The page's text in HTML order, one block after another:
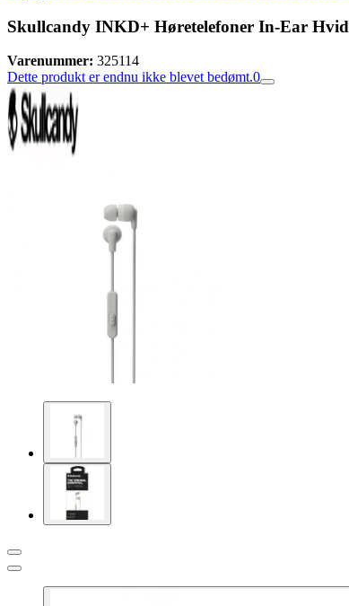
Skullcandy INKD+ Høretelefoner In-Ear Hvid
Varenummer: 325114
Dette produkt er endnu ikke blevet bedømt.0